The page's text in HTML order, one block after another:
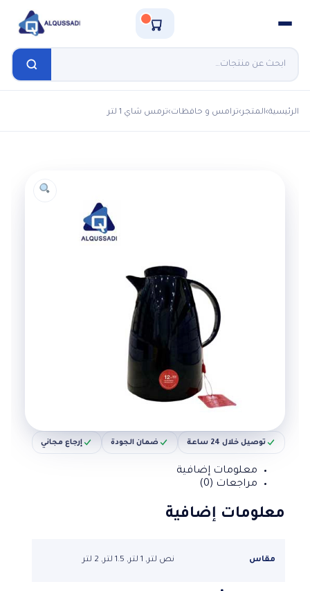
الرئيسية›المتجر›ترامس و حافظات›ترمس شاي 1 لتر
توصيل خلال 24 ساعة ضمان الجودة إرجاع مجاني
معلومات إضافية
مراجعات (0)
معلومات إضافية
مقاس نص لتر, 1 لتر, 1.5 لتر, 2 لتر